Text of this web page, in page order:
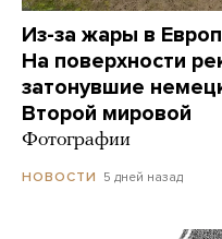
Из-за жары в
На поверхности
затонувшие
Второй мировой
Фотографии
НОВОСТИ 5 дней назад